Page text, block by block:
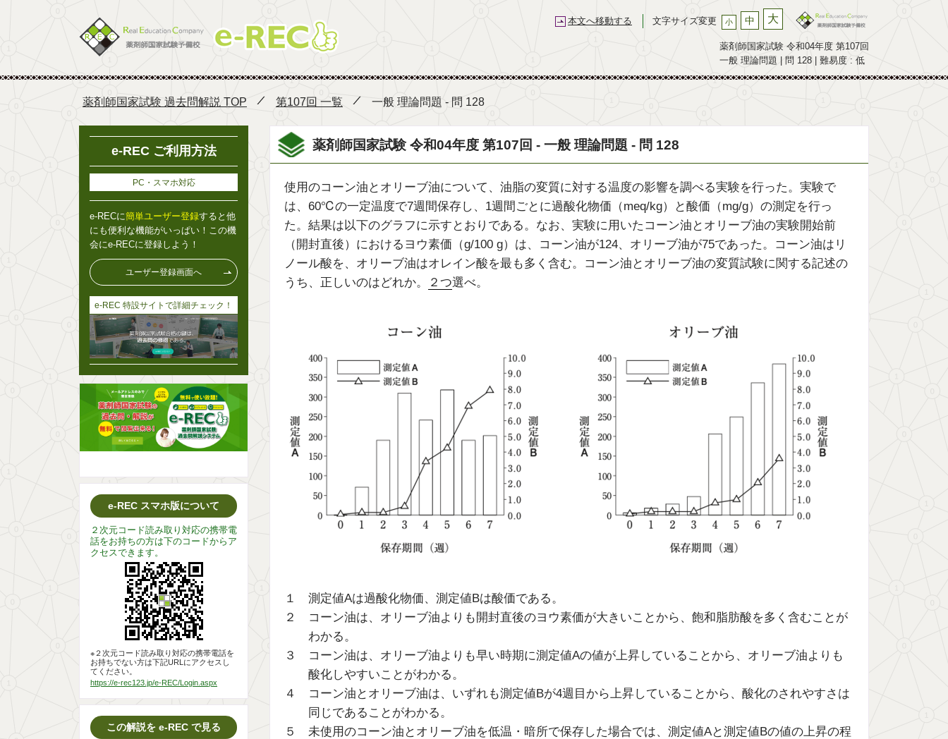
本文へ移動する 文字サイズ変更 小 中 大
薬剤師国家試験 令和04年度 第107回
一般 理論問題 | 問 128 | 難易度 : 低
薬剤師国家試験 過去問解説 TOP 第107回 一覧 一般 理論問題 - 問 128
薬剤師国家試験 令和04年度 第107回 - 一般 理論問題 - 問 128
使用のコーン油とオリーブ油について、油脂の変質に対する温度の影響を調べる実験を行った。実験で
は、60℃の一定温度で7週間保存し、1週間ごとに過酸化物価（meq/kg）と酸価（mg/g）の測定を行っ
た。結果は以下のグラフに示すとおりである。なお、実験に用いたコーン油とオリーブ油の実験開始前
（開封直後）におけるヨウ素価（g/100 g）は、コーン油が124、オリーブ油が75であった。コーン油はリ
ノール酸を、オリーブ油はオレイン酸を最も多く含む。コーン油とオリーブ油の変質試験に関する記述の
うち、正しいのはどれか。
２つ選べ。
１ 測定値Aは過酸化物価、測定値Bは酸価である。
２ コーン油は、オリーブ油よりも開封直後のヨウ素価が大きいことから、飽和脂肪酸を多く含むことが
わかる。
３ コーン油は、オリーブ油よりも早い時期に測定値Aの値が上昇していることから、オリーブ油よりも
酸化しやすいことがわかる。
４ コーン油とオリーブ油は、いずれも測定値Bが4週目から上昇していることから、酸化のされやすさは
同じであることがわかる。
５ 未使用のコーン油とオリーブ油を低温・暗所で保存した場合では、測定値Aと測定値Bの値の上昇の程
e-REC ご利用方法
PC・スマホ対応
e-RECに簡単ユーザー登録すると他
にも便利な機能がいっぱい！この機
会にe-RECに登録しよう！
ユーザー登録画面へ
e-REC 特設サイトで詳細チェック！
e-REC スマホ版について
２次元コード読み取り対応の携帯電
話をお持ちの方は下のコードからア
クセスできます。
※２次元コード読み取り対応の携帯電話を
お持ちでない方は下記URLにアクセスし
てください。
https://e-rec123.jp/e-REC/Login.aspx
この解説を e-REC で見る